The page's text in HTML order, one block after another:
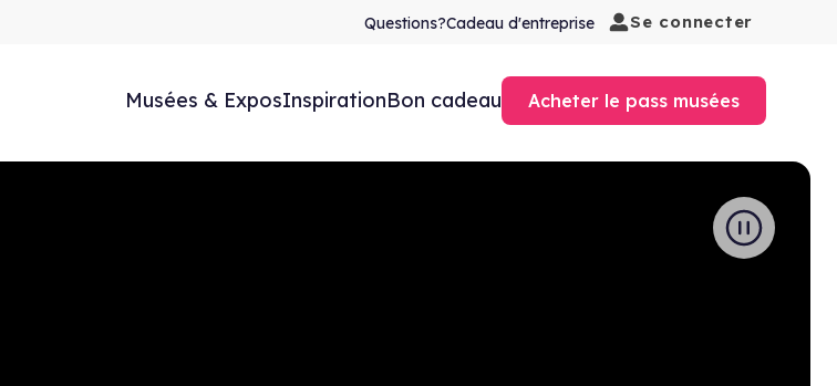
Questions?Cadeau d'entreprise Se connecter
Musées & ExposInspirationBon cadeau Acheter le pass musées
Play Video